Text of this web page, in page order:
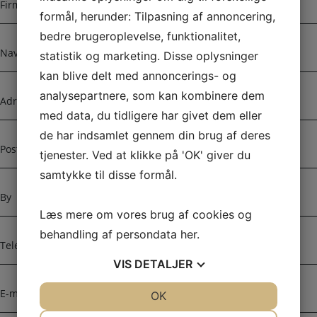
i
r
a
n
v
n
a
v
d
r
s
s
o
s
n
u
m
e
y
e
l
f
o
-
m
formål, herunder: Tilpasning af annoncering,
bedre brugeroplevelse, funktionalitet,
statistik og marketing. Disse oplysninger
kan blive delt med annoncerings- og
analysepartnere, som kan kombinere dem
med data, du tidligere har givet dem eller
de har indsamlet gennem din brug af deres
tjenester. Ved at klikke på 'OK' giver du
samtykke til disse formål.
Læs mere om vores brug af cookies og
behandling af persondata her.
VIS DETALJER
OK